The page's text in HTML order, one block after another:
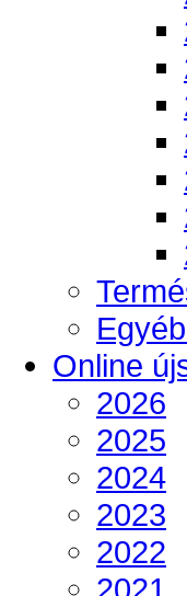
Online
2026
2025
2024
2023
2022